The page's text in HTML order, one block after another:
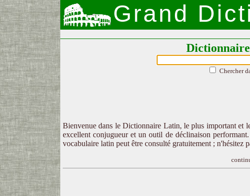
Grand
Chercher
Bienvenue dans le Dictionnaire Latin, le plus important et
excellent conjugueur et un outil de déclinaison
vocabulaire latin peut être consulté gratuitement ; n'hésitez